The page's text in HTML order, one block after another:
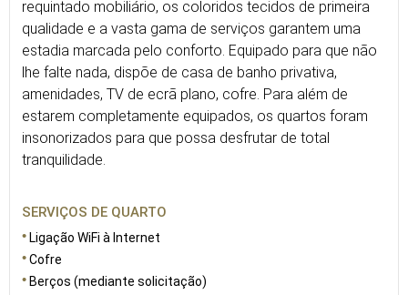
requintado mobiliário, os coloridos tecidos de primeira
qualidade e a vasta gama de serviços garantem uma
estadia marcada pelo conforto. Equipado para que não
lhe falte nada, dispõe de casa de banho privativa,
amenidades, TV de ecrã plano, cofre. Para além de
estarem completamente equipados, os quartos foram
insonorizados para que possa desfrutar de total
tranquilidade.
SERVIÇOS DE QUARTO
Ligação WiFi à Internet
Cofre
Berços (mediante solicitação)